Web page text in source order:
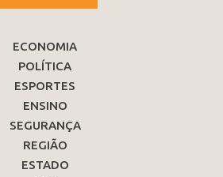
ECONOMIA
POLÍTICA
ESPORTES
ENSINO
SEGURANÇA
REGIÃO
ESTADO